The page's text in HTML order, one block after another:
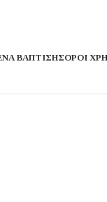
ΒΆΠΤΙΣΗΣΌΡΟΙ